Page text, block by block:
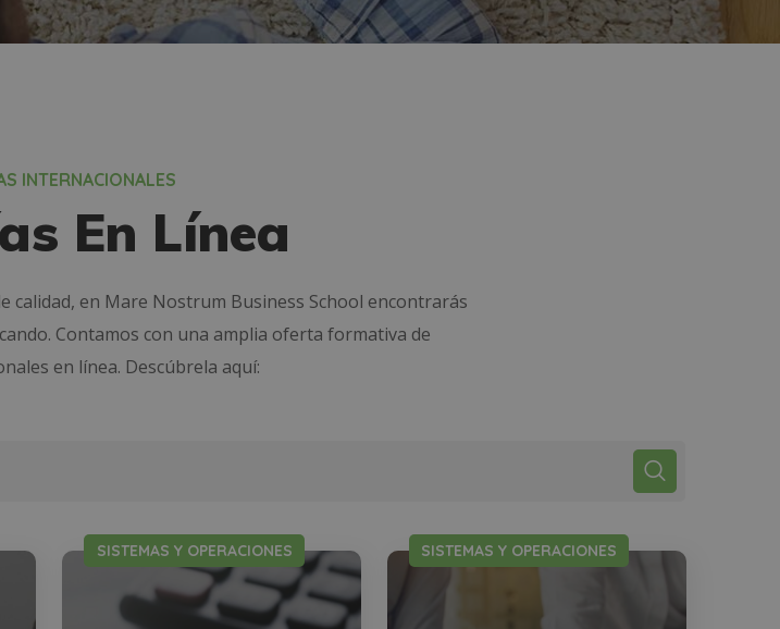
INTERNACIONALES
En Línea
calidad, en Mare Nostrum Business School encontrarás
Contamos con una amplia oferta formativa de
en línea. Descúbrela aquí:
SISTEMAS Y OPERACIONES SISTEMAS Y OPERACIONES